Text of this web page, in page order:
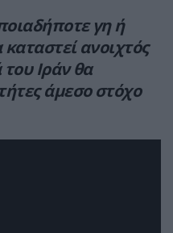
γη ή
ανοιχτός
Ιράν θα
άμεσο στόχο